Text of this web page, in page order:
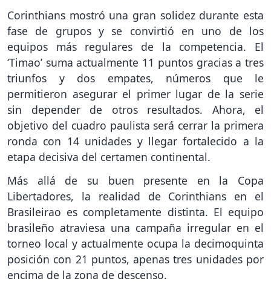
Corinthians mostró una gran solidez durante esta
fase de grupos y se convirtió en uno de los
equipos más regulares de la competencia. El
‘Timao’ suma actualmente 11 puntos gracias a tres
triunfos y dos empates, números que le
permitieron asegurar el primer lugar de la serie
sin depender de otros resultados. Ahora, el
objetivo del cuadro paulista será cerrar la primera
ronda con 14 unidades y llegar fortalecido a la
etapa decisiva del certamen continental.
Más allá de su buen presente en la Copa
Libertadores, la realidad de Corinthians en el
Brasileirao es completamente distinta. El equipo
brasileño atraviesa una campaña irregular en el
torneo local y actualmente ocupa la decimoquinta
posición con 21 puntos, apenas tres unidades por
encima de la zona de descenso.